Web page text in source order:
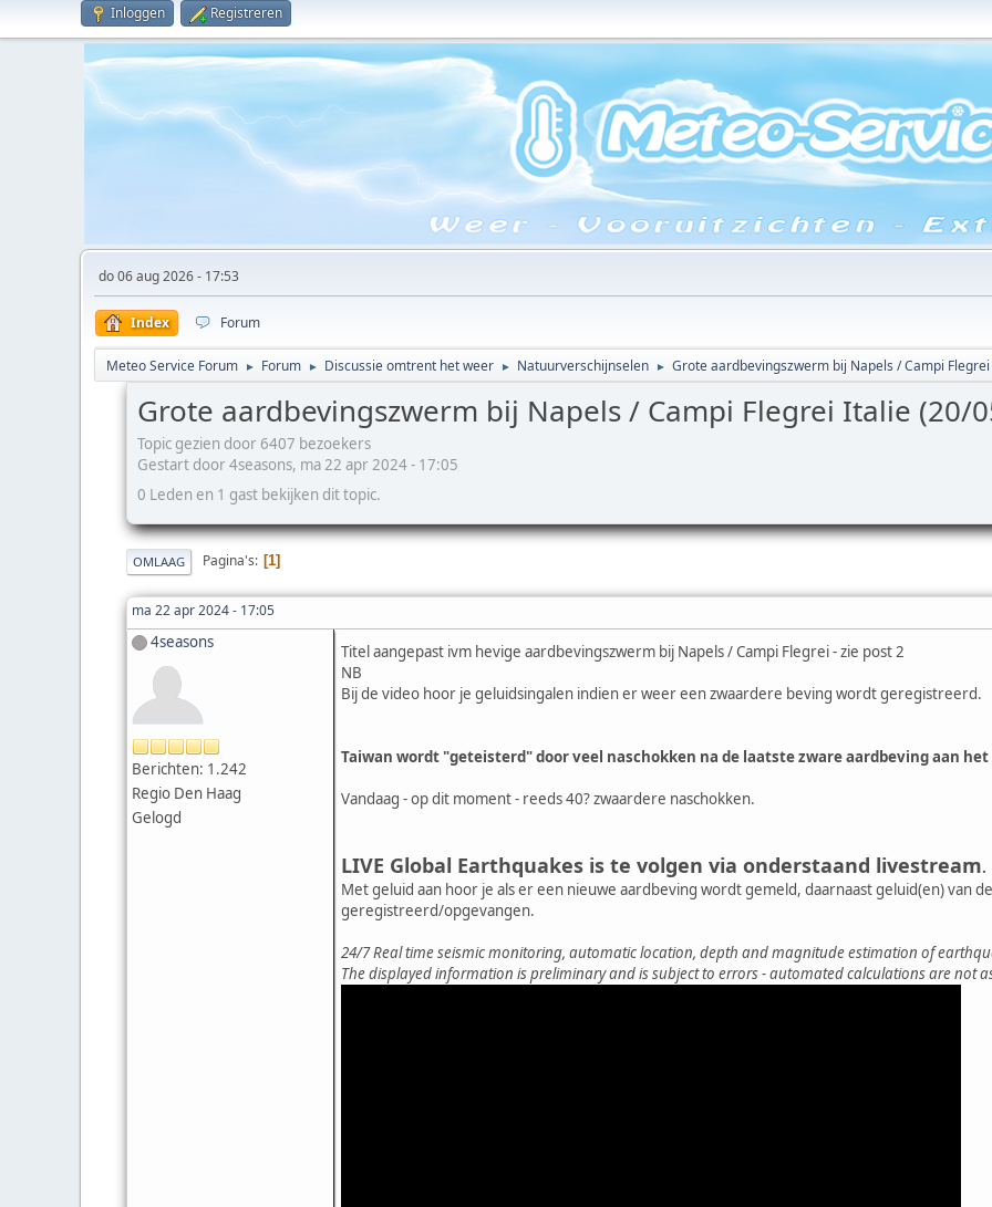
Inloggen Registreren
do 06 aug 2026 - 17:53
Index Forum
Meteo Service Forum ► Forum ► Discussie omtrent het weer ► Natuurverschijnselen ► Grote aardbevingszwerm bij Napels / Campi
Grote aardbevingszwerm bij Napels / Campi Flegrei Italie (20/
Topic gezien door 6407 bezoekers
Gestart door 4seasons, ma 22 apr 2024 - 17:05
0 Leden en 1 gast bekijken dit topic.
OMLAAG Pagina's 1
ma 22 apr 2024 - 17:05
4seasons
Berichten: 1.242
Regio Den Haag
Gelogd
Titel aangepast ivm hevige aardbevingszwerm bij Napels / Campi Flegrei - zie post 2
NB
Bij de video hoor je geluidsingalen indien er weer een zwaardere beving wordt geregistreerd.
Taiwan wordt "geteisterd" door veel naschokken na de laatste zware aardbeving aan het
Vandaag - op dit moment - reeds 40? zwaardere naschokken.
LIVE Global Earthquakes is te volgen via onderstaand livestream.
Met geluid aan hoor je als er een nieuwe aardbeving wordt gemeld, daarnaast geluid(en) van
geregistreerd/opgevangen.
24/7 Real time seismic monitoring, automatic location, depth and magnitude estimation of
The displayed information is preliminary and is subject to errors - automated calculations are not